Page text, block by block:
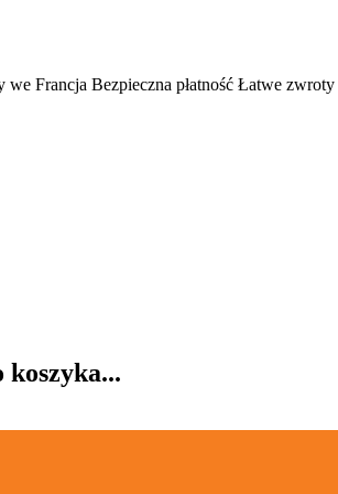
we Francja Bezpieczna płatność Łatwe zwroty
koszyka...